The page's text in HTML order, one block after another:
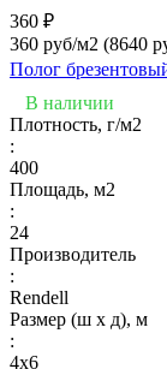
360 ₽
360 руб/м2 (8640
Полог
В наличии
Плотность, г/м2
:
400
Площадь, м2
:
24
Производитель
:
Rendell
Размер (ш х д), м
:
4х6